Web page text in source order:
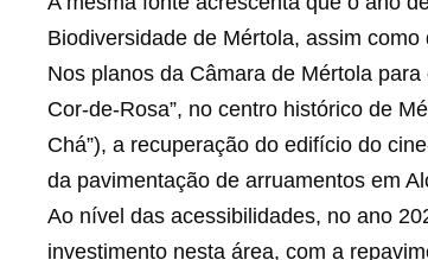
Biodiversidade de Mértola, assim
Nos planos da Câmara de Mértola
Cor-de-Rosa”, no centro histórico de
Chá”), a recuperação do edifício do
da pavimentação de arruamentos em
Ao nível das acessibilidades, no ano
investimento nesta área, com a